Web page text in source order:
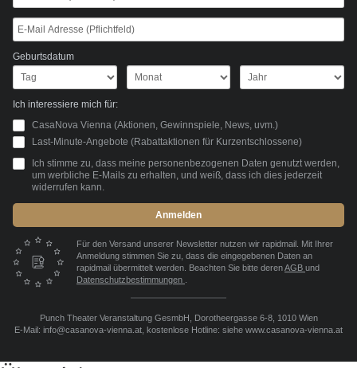
Geburtsdatum
Ich interessiere mich für:
CasaNova Vienna (Aktionen, Gewinnspiele, News, uvm.)
Last-Minute-Angebote (Rabattaktionen für Kurzentschlossene)
Ich stimme zu, dass meine personenbezogenen Daten genutzt werden,
um werbliche E-Mails zu erhalten, und weiß, dass ich dies jederzeit
widerrufen kann.
Anmelden
Für den Versand unserer Newsletter nutzen wir rapidmail. Mit Ihrer
Anmeldung stimmen Sie zu, dass die eingegebenen Daten an
rapidmail übermittelt werden. Beachten Sie bitte derenAGB und
Datenschutzbestimmungen
Punch Theater Veranstaltung GesmbH, Dorotheergasse 6-8, 1010 Wien
E-Mail: info@casanova-vienna.at, kostenlose Hotline: siehe www.casanova-vienna.at